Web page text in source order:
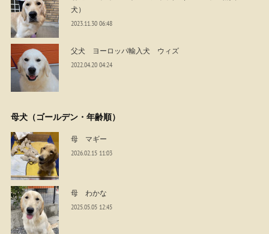
犬）
2023.11.30 06:48
父犬 ヨーロッパ輸入犬 ウィズ
2022.04.20 04:24
母犬（ゴールデン・年齢順）
母 マギー
2026.02.15 11:03
母 わかな
2025.05.05 12:45